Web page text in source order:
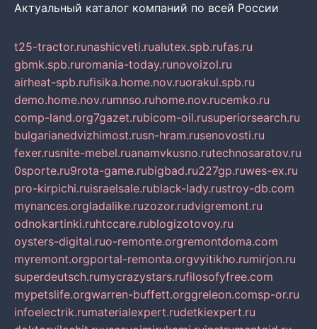
Актуальный каталог компаний по всей России
t25-tractor.runashicveti.rualutex.spb.rufas.ru
gbmk.spb.ruromania-today.runovoizol.ru
airheat-spb.rufisika.home.nov.ruorakul.spb.ru
demo.home.nov.rumnso.ruhome.nov.rucemko.ru
comp-land.org7gazet.rubicom-oil.rusuperiorsearch.ru
bulgarianedvizhimost.rusn-hram.rusenovosti.ru
fexer.rusnite-mebel.ruanamvkusno.rutechnosaratov.ru
0sporte.ru9rota-game.rubigbad.ru227gp.ruwes-ex.ru
pro-kirpichi.ruisraelsale.rublack-lady.rustroy-db.com
mynances.orgladalike.ruzozor.rudvigremont.ru
odnokartinki.ruhtccare.rublogizotovoy.ru
oysters-digital.ruo-remonte.orgremontdoma.com
myremont.orgportal-remonta.orgvyitikho.rumirjon.ru
superdeutsch.rumycrazystars.rufilosofyfree.com
mypetslife.orgwarren-buffett.orggreleon.comsp-or.ru
infoelectrik.rumaterialexpert.rudetkiexpert.ru